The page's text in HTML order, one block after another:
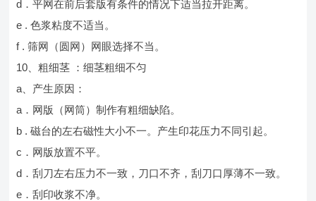
d．平网在前后套版有条件的情况下适当拉开距离。
e . 色浆粘度不适当。
f . 筛网（圆网）网眼选择不当。
10、粗细茎 ：细茎粗细不匀
a、产生原因：
a．网版（网筒）制作有粗细缺陷。
b . 磁台的左右磁性大小不一。产生印花压力不同引起。
c．网版放置不平。
d．刮刀左右压力不一致，刀口不齐，刮刀口厚薄不一致。
e．刮印收浆不净。